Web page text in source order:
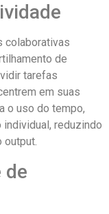
colaborativas
de
tarefas
em suas
o uso do tempo,
individual, reduzindo
output.
de